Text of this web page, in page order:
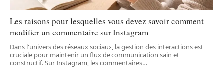
Les raisons pour lesquelles vous devez savoir comment
modifier un commentaire sur Instagram
Dans l'univers des réseaux sociaux, la gestion des interactions est
cruciale pour maintenir un flux de communication sain et
constructif. Sur Instagram, les commentaires…